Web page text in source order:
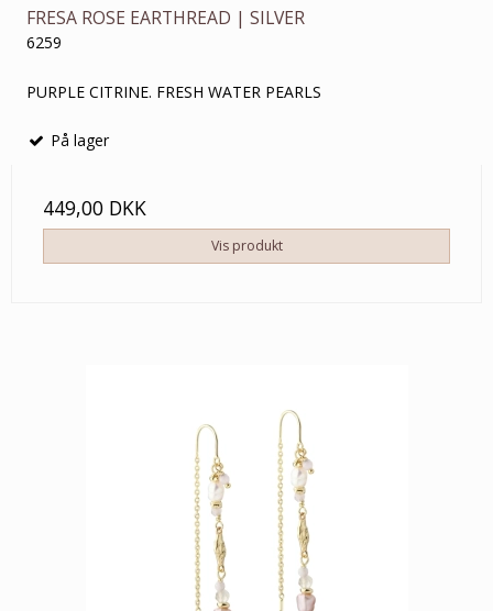
FRESA ROSE EARTHREAD | SILVER
6259
PURPLE CITRINE. FRESH WATER PEARLS
På lager
449,00 DKK
Vis produkt